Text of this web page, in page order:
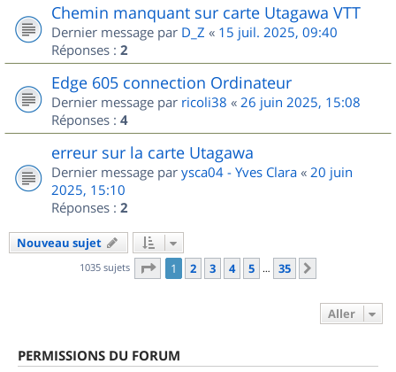
Chemin manquant sur carte Utagawa VTT
Dernier message par D_Z « 15 juil. 2025, 09:40
Réponses : 2
Edge 605 connection Ordinateur
Dernier message par ricoli38 « 26 juin 2025, 15:08
Réponses : 4
erreur sur la carte Utagawa
Dernier message par ysca04 - Yves Clara « 20 juin
2025, 15:10
Réponses : 2
Nouveau sujet
1035 sujets Page 1sur
1 2 3 4 5 … 35
Aller
PERMISSIONS DU FORUM